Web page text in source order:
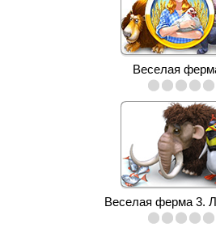
Веселая
Веселая ферма 3.